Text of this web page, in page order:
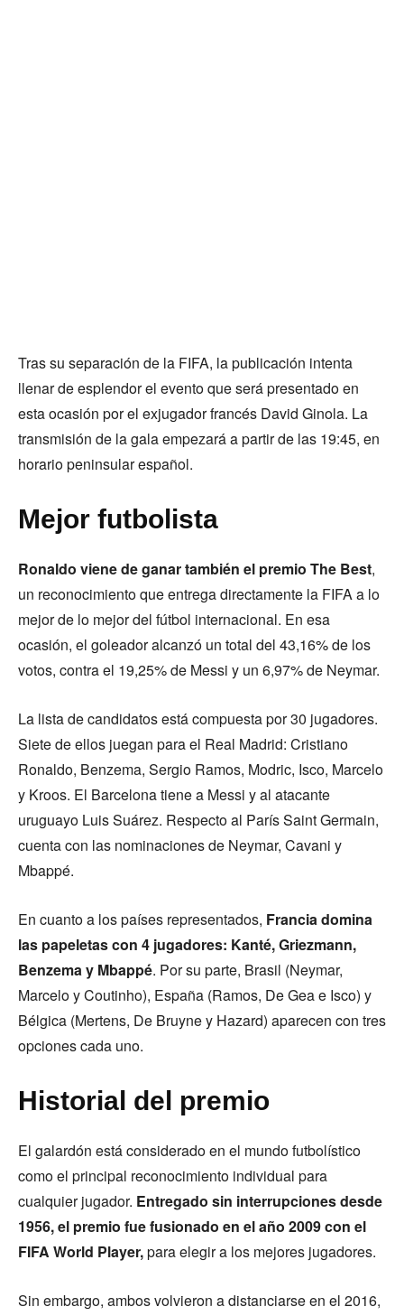
Tras su separación de la FIFA, la publicación intenta
llenar de esplendor el evento que será presentado en
esta ocasión por el exjugador francés David Ginola. La
transmisión de la gala empezará a partir de las 19:45, en
horario peninsular español.
Mejor futbolista
Ronaldo viene de ganar también el premio The Best,
un reconocimiento que entrega directamente la FIFA a lo
mejor de lo mejor del fútbol internacional. En esa
ocasión, el goleador alcanzó un total del 43,16% de los
votos, contra el 19,25% de Messi y un 6,97% de Neymar.
La lista de candidatos está compuesta por 30 jugadores.
Siete de ellos juegan para el Real Madrid: Cristiano
Ronaldo, Benzema, Sergio Ramos, Modric, Isco, Marcelo
y Kroos. El Barcelona tiene a Messi y al atacante
uruguayo Luis Suárez. Respecto al París Saint Germain,
cuenta con las nominaciones de Neymar, Cavani y
Mbappé.
En cuanto a los países representados, Francia domina
las papeletas con 4 jugadores: Kanté, Griezmann,
Benzema y Mbappé. Por su parte, Brasil (Neymar,
Marcelo y Coutinho), España (Ramos, De Gea e Isco) y
Bélgica (Mertens, De Bruyne y Hazard) aparecen con tres
opciones cada uno.
Historial del premio
El galardón está considerado en el mundo futbolístico
como el principal reconocimiento individual para
cualquier jugador. Entregado sin interrupciones desde
1956, el premio fue fusionado en el año 2009 con el
FIFA World Player,para elegir a los mejores jugadores.
Sin embargo, ambos volvieron a distanciarse en el 2016,